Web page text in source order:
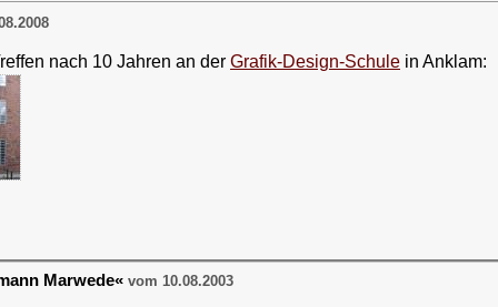
nach 10 Jahren an der Grafik-Design-Schule in Anklam:
Marwede« vom 10.08.2003